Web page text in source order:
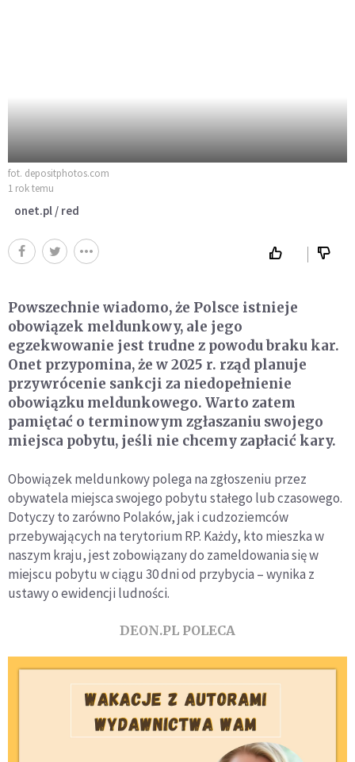
fot. depositphotos.com
1 rok temu
onet.pl / red
Powszechnie wiadomo, że Polsce istnieje
obowiązek meldunkowy, ale jego
egzekwowanie jest trudne z powodu braku kar.
Onet przypomina, że w 2025 r. rząd planuje
przywrócenie sankcji za niedopełnienie
obowiązku meldunkowego. Warto zatem
pamiętać o terminowym zgłaszaniu swojego
miejsca pobytu, jeśli nie chcemy zapłacić kary.
Obowiązek meldunkowy polega na zgłoszeniu przez
obywatela miejsca swojego pobytu stałego lub czasowego.
Dotyczy to zarówno Polaków, jak i cudzoziemców
przebywających na terytorium RP. Każdy, kto mieszka w
naszym kraju, jest zobowiązany do zameldowania się w
miejscu pobytu w ciągu 30 dni od przybycia – wynika z
ustawy o ewidencji ludności.
DEON.PL POLECA